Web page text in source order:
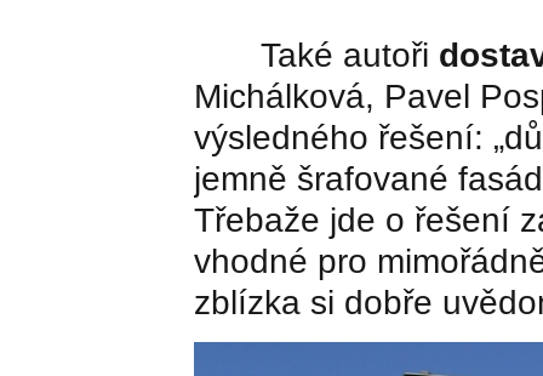
Také autoři
Michálková, Pavel
výsledného řešení:
jemně šrafované
Třebaže jde o řešení
vhodné pro
zblízka si dobře